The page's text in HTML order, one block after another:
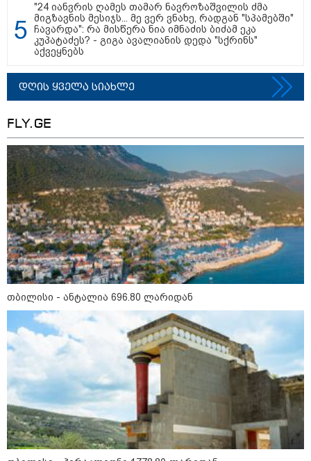
კატეგორიები
9
აგვისტო
დღის ზოგადი
ასტროლოგიური
პროგნოზი
აგვისტო აგარაკზე: ეს 5 საქმე
უნდა მოასწროთ შემოდგომის
დადგომამდე
ფული ამ ზოდიაქოს ნიშნების
ხელში აღმოჩნდება: ვინ
გამდიდრდება?
"24 იანვრის ღამეს თამარ ნავროზაშვილის ძმა
მიგზავნის მესიჯს... მე ვერ ვნახე, რადგან "სპამებში"
ჩავარდა": რა მისწერა ნია იმნაძის ბიძამ ეკა
კუპატაძეს? - გიგა ავალიანის დედა "სქრინს"
აქვეყნებს
დღის ყველა სიახლე
FLY.GE
თბილისი - ანტალია 696.80 ლარიდან